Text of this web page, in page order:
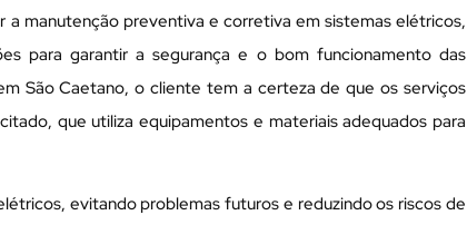
manutenção preventiva e corretiva em sistemas elétricos,
para garantir a segurança e o bom funcionamento das
São Caetano, o cliente tem a certeza de que os serviços
que utiliza equipamentos e materiais adequados para
evitando problemas futuros e reduzindo os riscos de